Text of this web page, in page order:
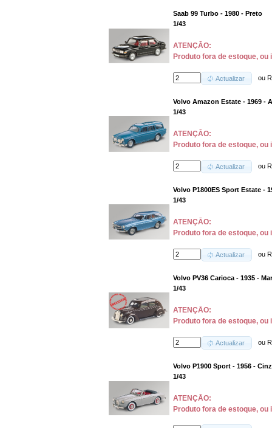
Saab 99 Turbo - 1980 - Preto
1/43
ATENÇĀO:
Produto fora de estoque, ou
Actualizar ou
Volvo Amazon Estate - 1969 -
1/43
ATENÇĀO:
Produto fora de estoque, ou
Actualizar ou
Volvo P1800ES Sport Estate -
1/43
ATENÇĀO:
Produto fora de estoque, ou
Actualizar ou
Volvo PV36 Carioca - 1935 -
1/43
ATENÇĀO:
Produto fora de estoque, ou
Actualizar ou
Volvo P1900 Sport - 1956 -
1/43
ATENÇĀO:
Produto fora de estoque, ou